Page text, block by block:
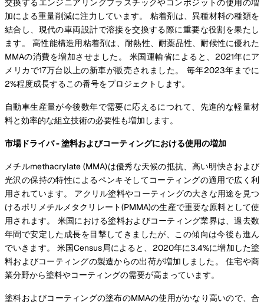
加による重量削減に注力しています。 粘着剤は、異種材料の種類を
結合し、現代の車両設計で溶接を交換する際に重要な役割を果たし
ます。 高性能構造用粘着剤は、耐熱性、耐薬品性、耐候性に優れた
MMAの消費を増加させました。 米国運輸省によると、2021年にア
メリカで17万台以上の新車が販売されました。 毎年2023年までに
2%程度成長するこの番号をプロジェクトします。
自動車生産量が今後数年で需要に応えるにつれて、先進的な軽量材
料と効率的な組立技術の必要性も増加します。
市場ドライバ - 塗料およびコーティングにおける使用の増加
メチルmethacrylate (MMA)は優秀な天候の抵抗、高い明快さおよび
光沢の保持の特性によるペンキそしてコーティングの適用で広く利
用されています。 アクリル塗料やコーティングの大きな用途を見つ
けるポリメチルメタクリレート(PMMA)の生産で重要な原料として使
用されます。 米国における塗料およびコーティング業界は、過去数
年間で安定した成長を目撃してきましたが、この傾向は今後も進ん
でいきます。 米国Census局によると、2020年に3.4%に増加した塗
料およびコーティングの製造からの出荷が増加しました。 住宅や商
業分野から塗料やコーティングの需要が高まっています。
塗料およびコーティングの塗布のMMAの使用がかなり高いので、合